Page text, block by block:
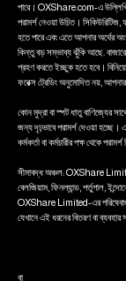
পারে। OXShare.com-এ উল্লিখিত
পরামর্শ নেওয়া উচিত।
হতে পারে এবং এতে আপনার অর্থের
কিন্তু বড় সম্ভাব্য ঝুঁকি আছে.
গ্রহণ করতে ইচ্ছুক হতে হবে।
ফরেক্স ট্রেডিং অনুমোদিত নয়,
কোন মুদ্রা বা স্পট ধাতু বাণিজ্যের
জন্য দৃঢ়ভাবে পরামর্শ দেওয়া
কর্মকর্তা বা কর্মচারীর পক্ষ থেকে
সীমাবদ্ধ অঞ্চল: OXShare Limited
বেলজিয়াম, ফিনল্যান্ড, পর্তুগাল,
OXShare Limited-এর
যেখানে এই ধরনের বিতরণ বা ব্যবহার
বা